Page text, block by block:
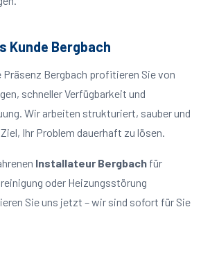
Kunde Bergbach
Präsenz Bergbach profitieren Sie von
schneller Verfügbarkeit und
Wir arbeiten strukturiert, sauber und
Ihr Problem dauerhaft zu lösen.
Installateur Bergbachfür
oder Heizungsstörung
Sie uns jetzt – wir sind sofort für Sie